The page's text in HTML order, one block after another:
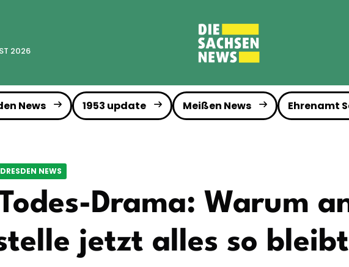
2026
News 1953 update Meißen News Ehrenamt
DRESDEN NEWS
Drama: Warum
jetzt alles so